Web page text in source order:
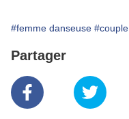
#femme danseuse #couple
Partager